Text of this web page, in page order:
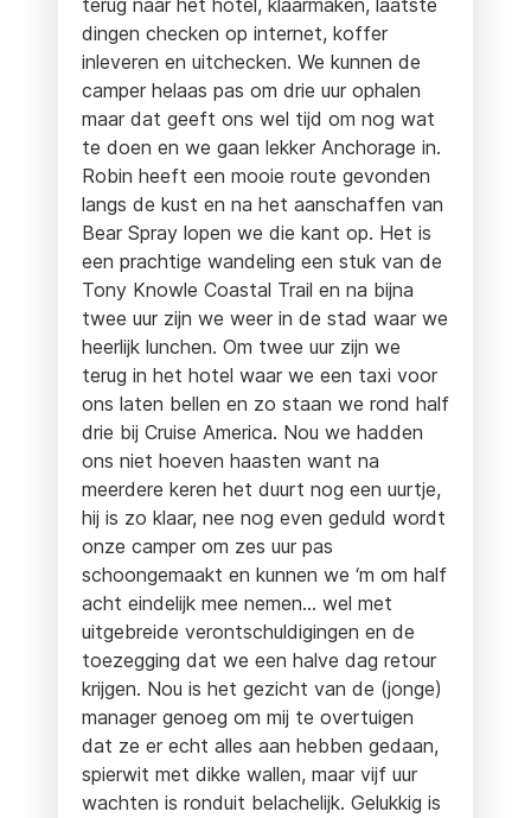
terug naar het hotel, klaarmaken, laatste
dingen checken op internet, koffer
inleveren en uitchecken. We kunnen de
camper helaas pas om drie uur ophalen
maar dat geeft ons wel tijd om nog wat
te doen en we gaan lekker Anchorage in.
Robin heeft een mooie route gevonden
langs de kust en na het aanschaffen van
Bear Spray lopen we die kant op. Het is
een prachtige wandeling een stuk van de
Tony Knowle Coastal Trail en na bijna
twee uur zijn we weer in de stad waar we
heerlijk lunchen. Om twee uur zijn we
terug in het hotel waar we een taxi voor
ons laten bellen en zo staan we rond half
drie bij Cruise America. Nou we hadden
ons niet hoeven haasten want na
meerdere keren het duurt nog een uurtje,
hij is zo klaar, nee nog even geduld wordt
onze camper om zes uur pas
schoongemaakt en kunnen we ‘m om half
acht eindelijk mee nemen… wel met
uitgebreide verontschuldigingen en de
toezegging dat we een halve dag retour
krijgen. Nou is het gezicht van de (jonge)
manager genoeg om mij te overtuigen
dat ze er echt alles aan hebben gedaan,
spierwit met dikke wallen, maar vijf uur
wachten is ronduit belachelijk. Gelukkig is